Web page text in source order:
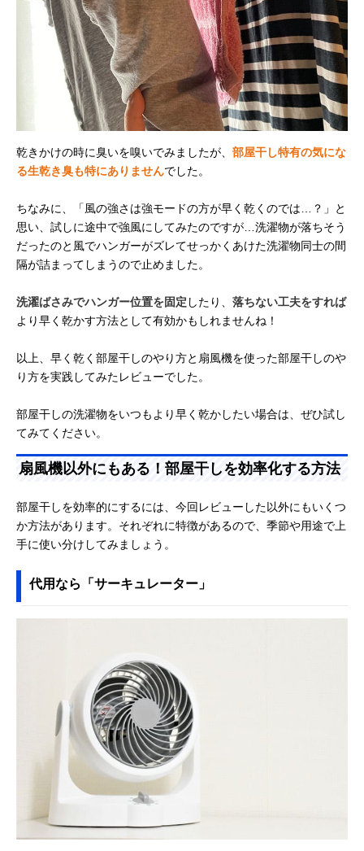
乾きかけの時に臭いを嗅いでみましたが、 部屋干し特有の気にな
る生乾き臭も特にありませんでした。
ちなみに、「風の強さは強モードの方が早く乾くのでは…？」と
思い、試しに途中で強風にしてみたのですが…洗濯物が落ちそう
だったのと風でハンガーがズレてせっかくあけた洗濯物同士の間
隔が詰まってしまうので止めました。
洗濯ばさみでハンガー位置を固定 したり、 落ちない工夫をすれば
より早く乾かす方法として有効かもしれませんね！
以上、早く乾く部屋干しのやり方と扇風機を使った部屋干しのや
り方を実践してみたレビューでした。
部屋干しの洗濯物をいつもより早く乾かしたい場合は、ぜひ試し
てみてください。
扇風機以外にもある！部屋干しを効率化する方法
部屋干しを効率的にするには、今回レビューした以外にもいくつ
か方法があります。それぞれに特徴があるので、季節や用途で上
手に使い分けしてみましょう。
代用なら「サーキュレーター」